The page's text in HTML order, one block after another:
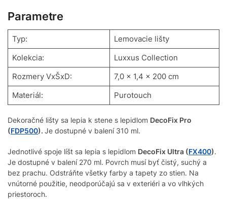
Parametre
Typ:
Lemovacie lišty
Kolekcia:
Luxxus Collection
Rozmery VxŠxD:
7,0 x 1,4 x 200 cm
Materiál:
Purotouch
Dekoračné lišty sa lepia k stene s lepidlom DecoFix Pro
(FDP500). Je dostupné v balení 310 ml.
Jednotlivé spoje líšt sa lepia s lepidlom DecoFix Ultra (FX400).
Je dostupné v balení 270 ml. Povrch musí byť čistý, suchý a
bez prachu. Odstráňte všetky farby a tapety zo stien. Na
vnútorné použitie, neodporúčajú sa v exteriéri a vo vlhkých
priestoroch.